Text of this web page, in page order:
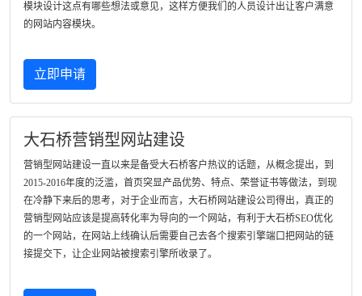
模块设计这点有哪些想法或意见，这样方便我们的人员设计出让客户满意
的网站内容模块。
立即申请
大石桥营销型网站建设
营销型网站建设一直以来是备受大石桥客户热议的话题，从概念提出，到
2015-2016年度的泛滥，首页突显产品优势、特点、荣誉证书等做法，到现
在冷静下来后的思考，对于企业而言，大石桥网站建设公司得出，真正的
营销型网站应该是提高转化率为导向的一个网站，有利于大石桥SEO优化
的一个网站，在网站上线确认后需要自己去各个搜索引擎端口把网站的链
接提交下，让企业网站被搜索引擎所收录了。